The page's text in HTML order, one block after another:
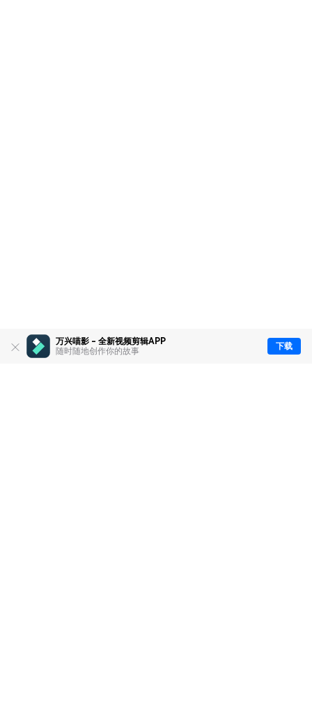
万兴喵影 - 全新视频剪辑APP
随时随地创作你的故事
下载